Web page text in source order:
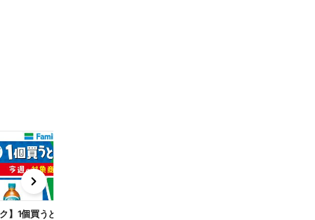
ク】1個買うと1個もらえる/麦茶
e
x
t